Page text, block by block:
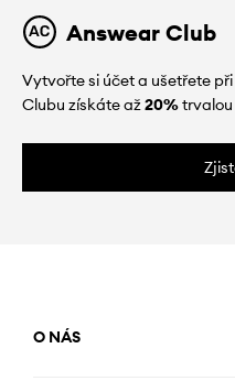
Answear Club
Vytvořte si účet a ušetřete
Clubu získáte až20%trvalou
O NÁS